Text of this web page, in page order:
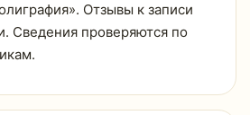
Отзывы к записи
Сведения проверяются по